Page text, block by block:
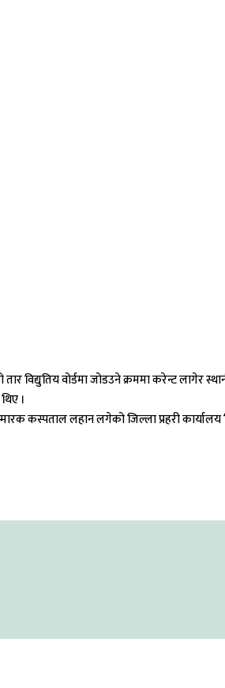
वोर्डमा जोडउने क्रममा करेन्ट लागेर
।
कस्पताल लहान लगेको जिल्ला प्रहरी कार्यालय